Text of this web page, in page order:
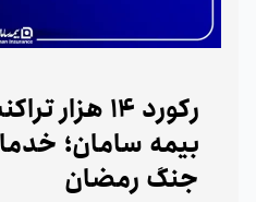
رکورد 14
بیمه سامان؛
جنگ رمضان